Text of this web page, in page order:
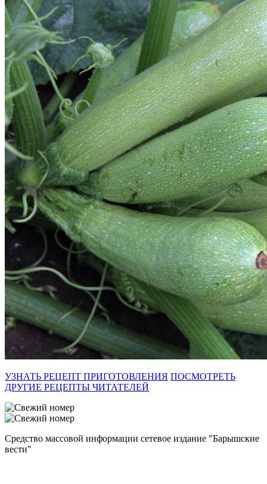
УЗНАТЬ РЕЦЕПТ ПРИГОТОВЛЕНИЯ ПОСМОТРЕТЬ
ДРУГИЕ РЕЦЕПТЫ ЧИТАТЕЛЕЙ
Средство массовой информации сетевое издание "Барышские
вести"